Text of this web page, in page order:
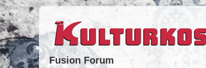
Fusion Forum